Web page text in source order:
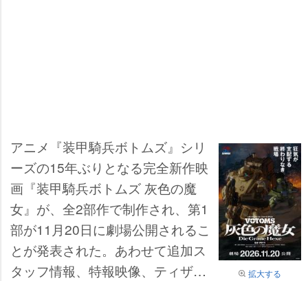
拡大する
アニメ『装甲騎兵ボトムズ』シリ
ーズの15年ぶりとなる完全新作映
画『装甲騎兵ボトムズ 灰色の魔
女』が、全2部作で制作され、第1
部が11月20日に劇場公開されるこ
とが発表された。あわせて追加ス
タッフ情報、特報映像、ティザー